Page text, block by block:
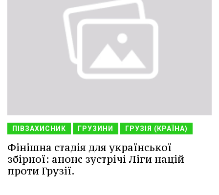
ПІВЗАХИСНИК ГРУЗИНИ ГРУЗІЯ (КРАЇНА)
Фінішна стадія для української
збірної: анонс зустрічі Ліги націй
проти Грузії.